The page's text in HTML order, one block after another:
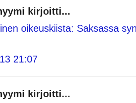
kirjoitti...
oikeuskiista: Saksassa
21:07
kirjoitti...